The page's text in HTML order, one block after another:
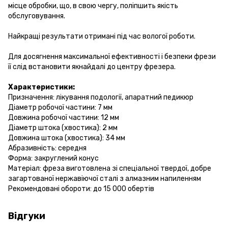
місце обробки, що, в свою чергу, поліпшить якість
обслуговування.
Найкращі результати отримані під час вологої роботи.
Для досягнення максимальної ефективності і безпеки фрези
її слід встановити якнайдалі до центру фрезера.
Характеристики:
Призначення: лікування подології, апаратний педикюр
Діаметр робочої частини: 7 мм
Довжина робочої частини: 12 мм
Діаметр штока (хвостика): 2 мм
Довжина штока (хвостика): 34 мм
Абразивність: середня
Форма: закруглений конус
Матеріал: фреза виготовлена зі спеціальної твердої, добре
загартованої нержавіючої сталі з алмазним напиленням
Рекомендовані обороти: до 15 000 обертів
Відгуки